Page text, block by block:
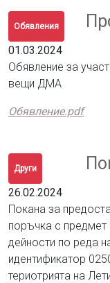
Обявления
01.03.2024
Обявление за
вещи ДМА
Обявление.pdf
Други
26.02.2024
Покана за
поръчка с предмет
дейности по реда
идентификатор
териотрията на